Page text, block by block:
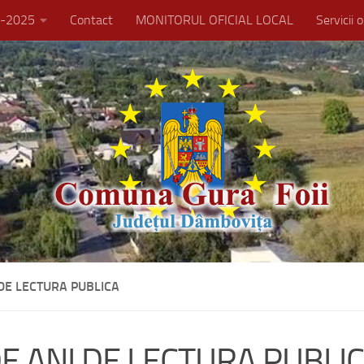
2025 Contact MONITORUL OFICIAL LOCAL Servicii
LECTURA PUBLICA